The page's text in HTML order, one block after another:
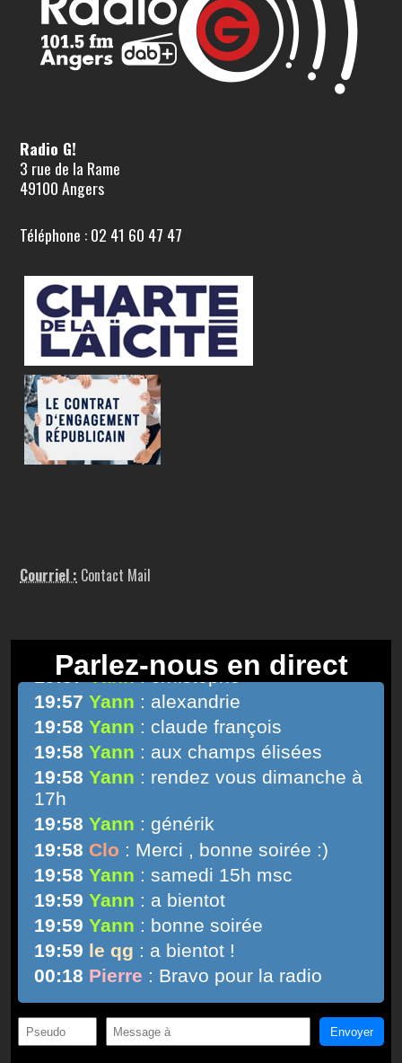
Radio G!
3 rue de la Rame
49100 Angers
Téléphone : 02 41 60 47 47
Courriel : Contact Mail